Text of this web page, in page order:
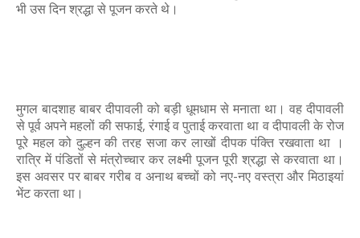
भी उस दिन श्रद्धा से पूजन करते थे।
मुगल बादशाह बाबर दीपावली को बड़ी धूमधाम से मनाता था। वह दीपावली
से पूर्व अपने महलों की सफाई, रंगाई व पुताई करवाता था व दीपावली के रोज
पूरे महल को दुल्हन की तरह सजा कर लाखों दीपक पंक्ति रखवाता था ।
रात्रि में पंडितों से मंत्रोच्चार कर लक्ष्मी पूजन पूरी श्रद्धा से करवाता था।
इस अवसर पर बाबर गरीब व अनाथ बच्चों को नए-नए वस्त्रा और मिठाइयां
भेंट करता था।